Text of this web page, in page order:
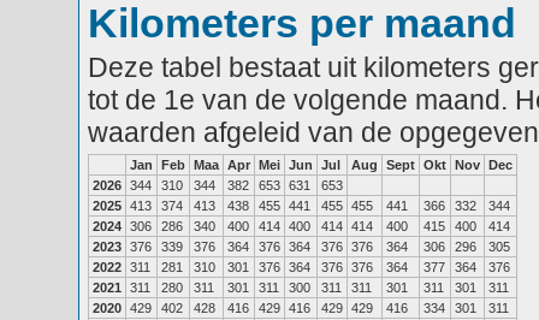
Kilometers per maand
Deze tabel bestaat uit kilometers
tot de 1e van de volgende maand.
waarden afgeleid van de
Jan Feb Maa Apr Mei Jun Jul Aug Sept Okt Nov Dec
2026 344 310 344 382 653 631
653
2025 413 374 413 438 455 441 455 455 441 366 332
344
2024 306 286 340 400 414 400 414 414 400 415 400
414
2023 376 339 376 364 376 364 376 376 364 306 296
305
2022 311 281 310 301 376 364 376 376 364 377 364
376
2021
311 280 311 301 311 300 311 311 301 311 301
311
2020 429 402 428 416 429 416 429 429 416 334 301
311